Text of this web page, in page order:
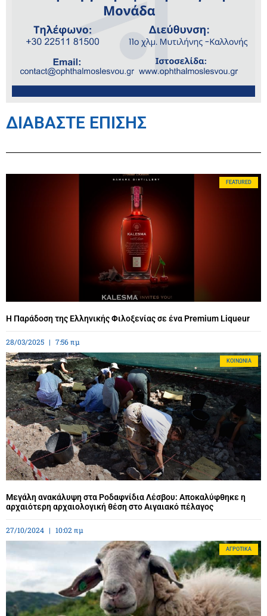
ΔΙΑΒΑΣΤΕ ΕΠΙΣΗΣ
FEATURED
Η Παράδοση της Ελληνικής Φιλοξενίας σε ένα Premium Liqueur
28/03/2025 7:56 πμ
ΚΟΙΝΩΝΊΑ
Μεγάλη ανακάλυψη στα Ροδαφνίδια Λέσβου: Αποκαλύφθηκε η
αρχαιότερη αρχαιολογική θέση στο Αιγαιακό πέλαγος
27/10/2024 10:02 πμ
ΑΓΡΟΤΙΚΆ